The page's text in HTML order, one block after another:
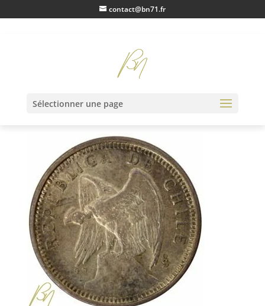
contact@bn71.fr
Sélectionner une page
IMG_0193